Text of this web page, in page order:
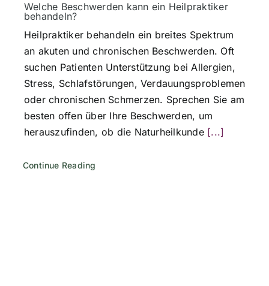
Welche Beschwerden kann ein Heilpraktiker
behandeln?
Heilpraktiker behandeln ein breites Spektrum
an akuten und chronischen Beschwerden. Oft
suchen Patienten Unterstützung bei Allergien,
Stress, Schlafstörungen, Verdauungsproblemen
oder chronischen Schmerzen. Sprechen Sie am
besten offen über Ihre Beschwerden, um
herauszufinden, ob die Naturheilkunde [...]
Continue Reading